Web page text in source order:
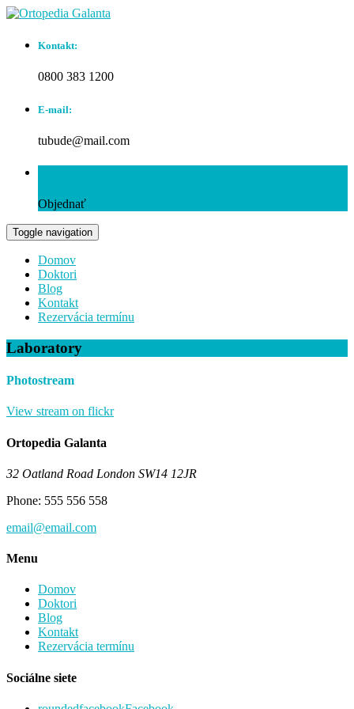
Kontakt:
0800 383 1200
E-mail:
tubude@mail.com
Objednať
Toggle navigation
Domov
Doktori
Blog
Kontakt
Rezervácia termínu
Laboratory
Photostream
View stream on flickr
Ortopedia Galanta
32 Oatland Road London SW14 12JR
Phone: 555 556 558
email@email.com
Menu
Domov
Doktori
Blog
Kontakt
Rezervácia termínu
Sociálne siete